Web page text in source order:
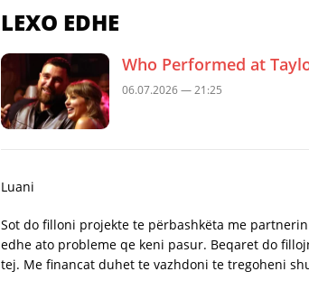
LEXO EDHE
Who Performed at
06.07.2026 — 21:25
Luani
Sot do filloni projekte te përbashkëta me
edhe ato probleme qe keni pasur. Beqaret do
tej. Me financat duhet te vazhdoni te tregoheni